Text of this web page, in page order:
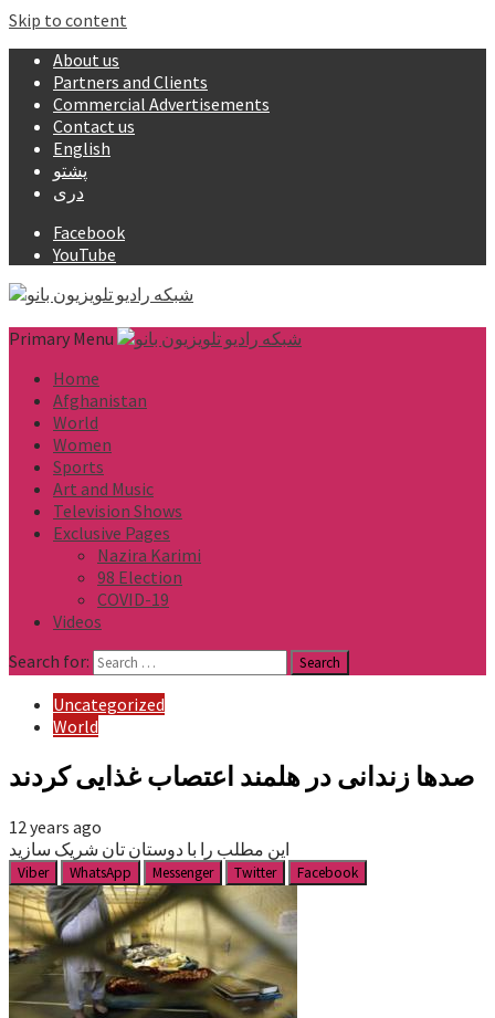
Skip to content
About us
Partners and Clients
Commercial Advertisements
Contact us
English
پشتو
دری
Facebook
YouTube
Primary Menu
Home
Afghanistan
World
Women
Sports
Art and Music
Television Shows
Exclusive Pages
Nazira Karimi
98 Election
COVID-19
Videos
Search for:
Uncategorized
World
صدها زندانی در هلمند اعتصاب غذایی کردند
12 years ago
این مطلب را با دوستان تان شریک سازید
Viber WhatsApp Messenger Twitter Facebook